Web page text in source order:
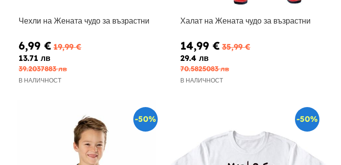
Чехли на Жената чудо за възрастни
6,99 € 19,99 €
13.71 лв
39.2037883 лв
В НАЛИЧНОСТ
Халат на Жената чудо за възрастни
14,99 € 35,99 €
29.4 лв
70.5825083 лв
В НАЛИЧНОСТ
-50% -50%